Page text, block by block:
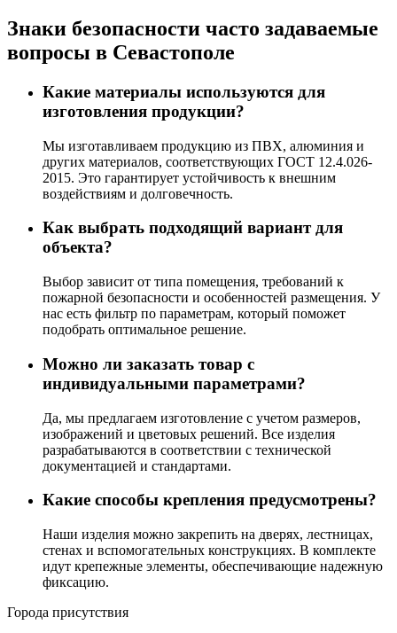
Знаки безопасности часто задаваемые
вопросы в Севастополе
Какие материалы используются для
изготовления продукции?
Мы изготавливаем продукцию из ПВХ, алюминия и
других материалов, соответствующих ГОСТ 12.4.026-
2015. Это гарантирует устойчивость к внешним
воздействиям и долговечность.
Как выбрать подходящий вариант для
объекта?
Выбор зависит от типа помещения, требований к
пожарной безопасности и особенностей размещения. У
нас есть фильтр по параметрам, который поможет
подобрать оптимальное решение.
Можно ли заказать товар с
индивидуальными параметрами?
Да, мы предлагаем изготовление с учетом размеров,
изображений и цветовых решений. Все изделия
разрабатываются в соответствии с технической
документацией и стандартами.
Какие способы крепления предусмотрены?
Наши изделия можно закрепить на дверях, лестницах,
стенах и вспомогательных конструкциях. В комплекте
идут крепежные элементы, обеспечивающие надежную
фиксацию.
Города присутствия